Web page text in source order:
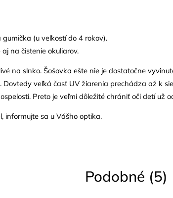
(u veľkostí do 4 rokov).
na čistenie okuliarov.
na slnko. Šošovka ešte nie je dostatočne
veľká časť UV žiarenia prechádza až k
Preto je veľmi dôležité chrániť oči detí už
informujte sa u Vášho optika.
Podobné (5)